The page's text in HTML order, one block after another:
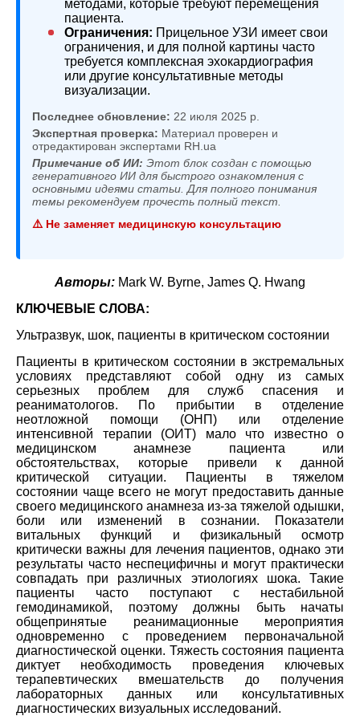
методами, которые требуют перемещения
пациента.
Ограничения: Прицельное УЗИ имеет свои
ограничения, и для полной картины часто
требуется комплексная эхокардиография
или другие консультативные методы
визуализации.
Последнее обновление: 22 июля 2025 р.
Экспертная проверка: Материал проверен и
отредактирован экспертами RH.ua
Примечание об ИИ: Этот блок создан с помощью
генеративного ИИ для быстрого ознакомления с
основными идеями статьи. Для полного понимания
темы рекомендуем прочесть полный текст.
⚠️ Не заменяет медицинскую консультацию
Авторы: Mark W. Byrne, James Q. Hwang
КЛЮЧЕВЫЕ СЛОВА:
Ультразвук, шок, пациенты в критическом состоянии
Пациенты в критическом состоянии в экстремальных
условиях представляют собой одну из самых
серьезных проблем для служб спасения и
реаниматологов. По прибытии в отделение
неотложной помощи (ОНП) или отделение
интенсивной терапии (ОИТ) мало что известно о
медицинском анамнезе пациента или
обстоятельствах, которые привели к данной
критической ситуации. Пациенты в тяжелом
состоянии чаще всего не могут предоставить данные
своего медицинского анамнеза из-за тяжелой одышки,
боли или изменений в сознании. Показатели
витальных функций и физикальный осмотр
критически важны для лечения пациентов, однако эти
результаты часто неспецифичны и могут практически
совпадать при различных этиологиях шока. Такие
пациенты часто поступают с нестабильной
гемодинамикой, поэтому должны быть начаты
общепринятые реанимационные мероприятия
одновременно с проведением первоначальной
диагностической оценки. Тяжесть состояния пациента
диктует необходимость проведения ключевых
терапевтических вмешательств до получения
лабораторных данных или консультативных
диагностических визуальных исследований.